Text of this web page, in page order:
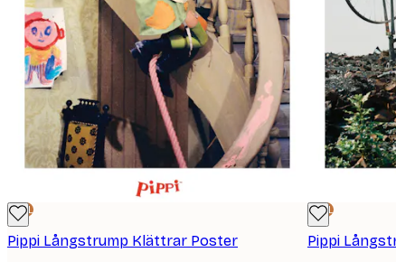
DEAL
Pippi Långstrump Klättrar Poster
DEAL
Pippi